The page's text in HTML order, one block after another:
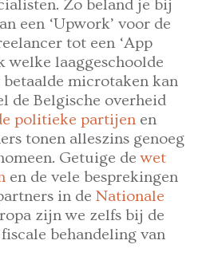
Zo beland je bij
een ‘Upwork’ voor de
tot een ‘App
welke laaggeschoolde
betaalde microtaken kan
de Belgische overheid
politieke partijen en
tonen alleszins genoeg
Getuige dewet
en de vele besprekingen
in deNationale
zijn we zelfs bij de
behandeling van